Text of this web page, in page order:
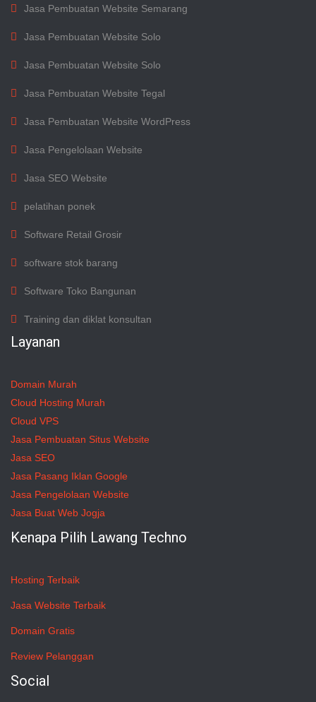
Jasa Pembuatan Website Semarang
Jasa Pembuatan Website Solo
Jasa Pembuatan Website Solo
Jasa Pembuatan Website Tegal
Jasa Pembuatan Website WordPress
Jasa Pengelolaan Website
Jasa SEO Website
pelatihan ponek
Software Retail Grosir
software stok barang
Software Toko Bangunan
Training dan diklat konsultan
Layanan
Domain Murah
Cloud Hosting Murah
Cloud VPS
Jasa Pembuatan Situs Website
Jasa SEO
Jasa Pasang Iklan Google
Jasa Pengelolaan Website
Jasa Buat Web Jogja
Kenapa Pilih Lawang Techno
Hosting Terbaik
Jasa Website Terbaik
Domain Gratis
Review Pelanggan
Social